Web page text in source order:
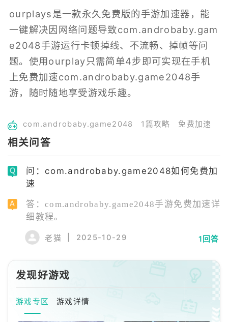
ourplays是一款永久免费版的手游加速器 ，能
一键解决因网络问题导致com.androbaby.gam
e2048手游运行卡顿掉线、不流畅、掉帧等问
题。使用ourplay只需简单4步即可实现在手机
上免费加速com.androbaby.game2048手
游，随时随地享受游戏乐趣。
com.androbaby.game2048 1篇攻略 免费加速
相关问答
问：com.androbaby.game2048如何免费加
速
答：com.androbaby.game2048手游免费加速详
细教程。
老猫 2025-10-29 1回答
发现好游戏
游戏专区 游戏详情